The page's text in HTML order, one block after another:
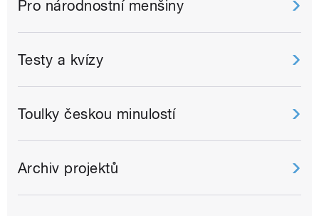
Pro národnostní menšiny
Testy a kvízy
Toulky českou minulostí
Archiv projektů